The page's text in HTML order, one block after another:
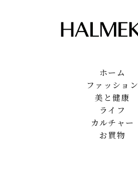
ホーム
ファッション
美と健康
ライフ
カルチャー
お買物